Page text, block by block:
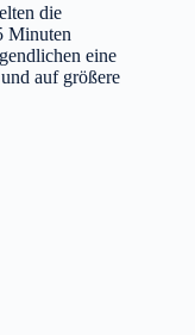
die
Minuten
eine
auf größere